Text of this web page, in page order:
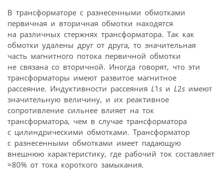
В трансформаторе с разнесенными обмотками
первичная и вторичная обмотки находятся
на различных стержнях трансформатора. Так как
обмотки удалены друг от друга, то значительная
часть магнитного потока первичной обмотки
не связана со вторичной. Иногда говорят, что эти
трансформаторы имеют развитое магнитное
рассеяние. Индуктивности рассеяния L1s и L2s имеют
значительную величину, и их реактивное
сопротивление сильнее влияет на ток
трансформатора, чем в случае трансформатора
с цилиндрическими обмотками. Трансформатор
с разнесенными обмотками имеет падающую
внешнюю характеристику, где рабочий ток составляет
≈80% от тока короткого замыкания.